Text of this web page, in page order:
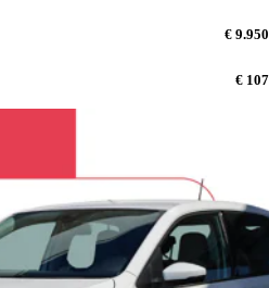
€ 9.950
€ 107